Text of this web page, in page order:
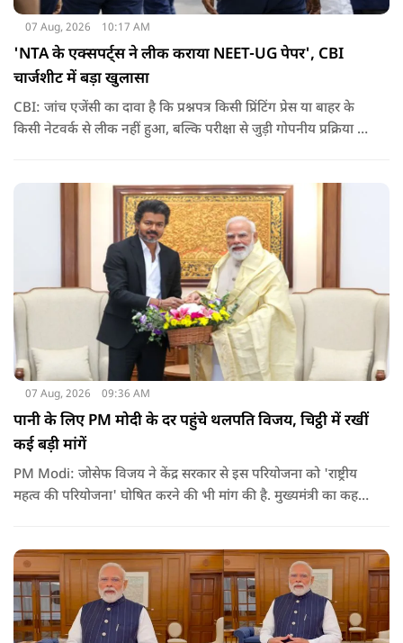
07 Aug, 2026 10:17 AM
'NTA के एक्सपर्ट्स ने लीक कराया NEET-UG पेपर', CBI
चार्जशीट में बड़ा खुलासा
CBI: जांच एजेंसी का दावा है कि प्रश्नपत्र किसी प्रिंटिंग प्रेस या बाहर के
किसी नेटवर्क से लीक नहीं हुआ, बल्कि परीक्षा से जुड़ी गोपनीय प्रक्रिया में
07 Aug, 2026 09:36 AM
पानी के लिए PM मोदी के दर पहुंचे थलपति विजय, चिट्ठी में रखीं
कई बड़ी मांगें
PM Modi: जोसेफ विजय ने केंद्र सरकार से इस परियोजना को 'राष्ट्रीय
महत्व की परियोजना' घोषित करने की भी मांग की है. मुख्यमंत्री का कहना
की समस्या को काफी हद तक कम किया जा सकता है.